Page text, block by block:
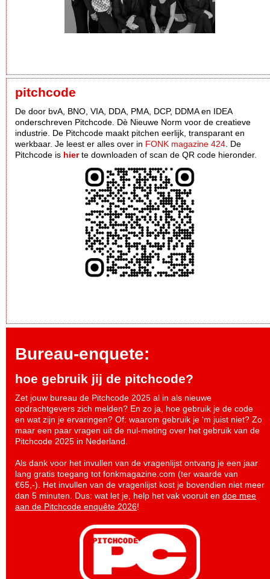
pitchcode
De door bvA, BNO, VIA, DDA, PMA, DCP, DDMA en IDEA
onderschreven Pitchcode. Dè Nieuwe Norm voor de creatieve
industrie. De Pitchcode maakt pitchen eerlijk, transparant en
werkbaar. Je leest er alles over in FONK magazine 424 . De
Pitchcode is hierte downloaden of scan de QR code hieronder.
Bureau-enquete:
hoe gebruik jij de pitchcode?
Zet jouw bureau de Pitchcode 2025 al in als nieuwe
opdrachtgevers zich melden? En zo ja, hoe gebruik je de code
en wat zijn je ervaringen? Of: waarom gebruik je ‘m juist niet? Zo
maar een paar vragen uit de nul-meting over het gebruik van de
Pitchcode 2025 in Nederland.
Als dank voor het invullen van de vragenlijst ontvang je een jaar
lang gratis toegang tot fonkmagazine.com (ter waarde van
€65,-). Het invullen van de vragenlijst kost je bovendien niet meer
dan 5 minuten. Dus: wat let je, help het vak vooruit en doe mee
aan de Pitchcode enquête 2026!